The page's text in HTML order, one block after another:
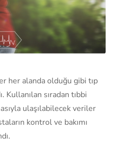
her alanda olduğu gibi tıp
Kullanılan sıradan tıbbi
ulaşılabilecek veriler
kontrol ve bakımı